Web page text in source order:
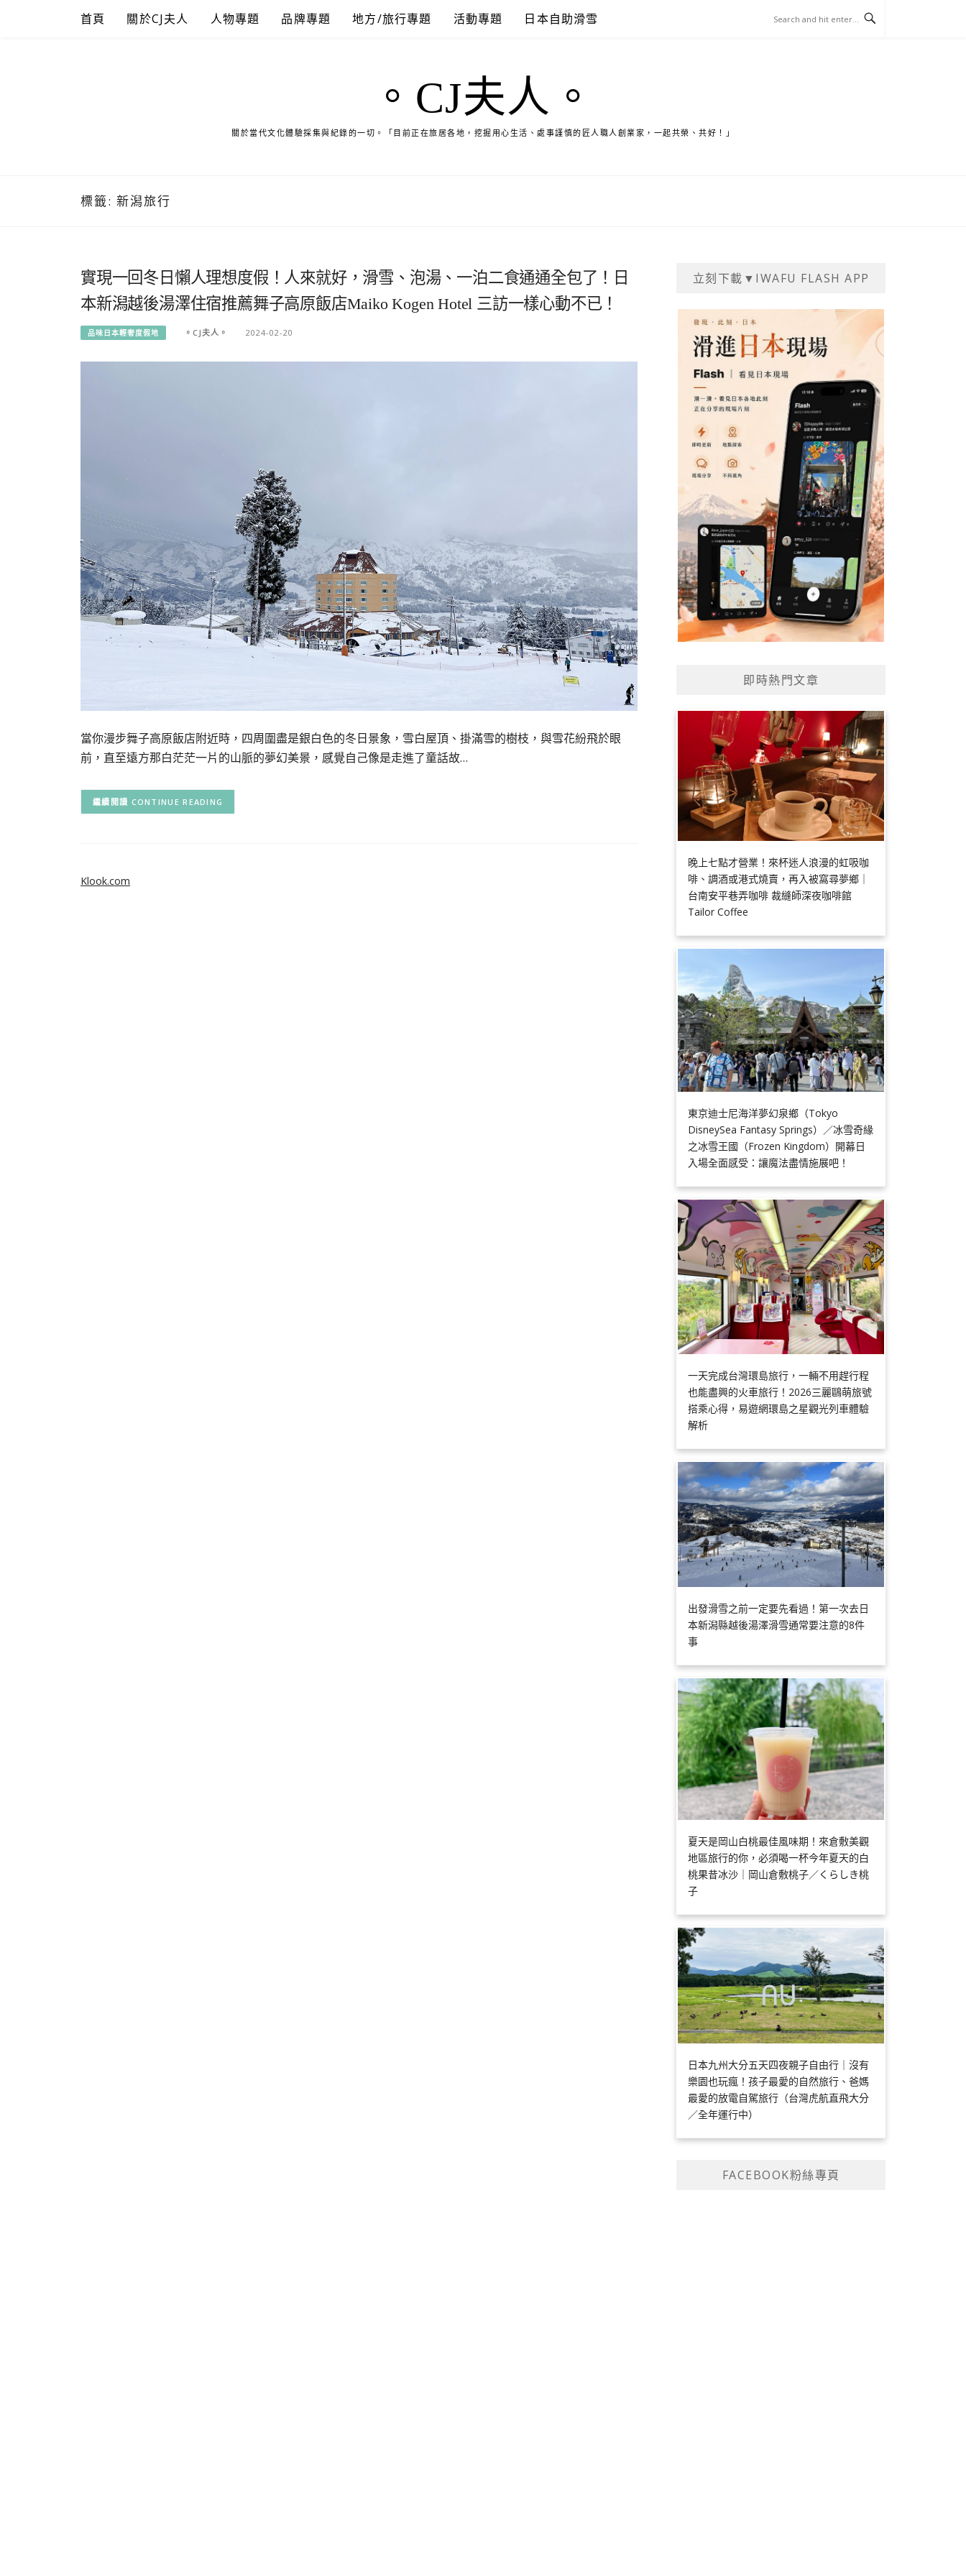
首頁 關於CJ夫人 人物專題 品牌專題 地方/旅行專題 活動專題 日本自助滑雪
。CJ夫人。
關於當代文化體驗採集與紀錄的一切。「目前正在旅居各地，挖掘用心生活、處事謹慎的匠人職人創業家，一起共榮、共好！」
標籤: 新潟旅行
實現一回冬日懶人理想度假！人來就好，滑雪、泡湯、一泊二食通通全包了！日
本新潟越後湯澤住宿推薦舞子高原飯店Maiko Kogen Hotel 三訪一樣心動不已！
品味日本輕奢度假地 。CJ夫人。 2024-02-20
當你漫步舞子高原飯店附近時，四周圍盡是銀白色的冬日景象，雪白屋頂、掛滿雪的樹枝，與雪花紛飛於眼
前，直至遠方那白茫茫一片的山脈的夢幻美景，感覺自己像是走進了童話故…
CONTINUE READING
立刻下載▼IWAFU FLASH APP
即時熱門文章
晚上七點才營業！來杯迷人浪漫的虹吸咖
啡、調酒或港式燒賣，再入被窩尋夢鄉｜
台南安平巷弄咖啡 裁縫師深夜咖啡館
Tailor Coffee
東京迪士尼海洋夢幻泉鄉（Tokyo
DisneySea Fantasy Springs）／冰雪奇緣
之冰雪王國（Frozen Kingdom）開幕日
入場全面感受：讓魔法盡情施展吧！
一天完成台灣環島旅行，一輛不用趕行程
也能盡興的火車旅行！2026三麗鷗萌旅號
搭乘心得，易遊網環島之星觀光列車體驗
解析
出發滑雪之前一定要先看過！第一次去日
本新潟縣越後湯澤滑雪通常要注意的8件
事
夏天是岡山白桃最佳風味期！來倉敷美觀
地區旅行的你，必須喝一杯今年夏天的白
桃果昔冰沙｜岡山倉敷桃子／くらしき桃
子
日本九州大分五天四夜親子自由行｜沒有
樂園也玩瘋！孩子最愛的自然旅行、爸媽
最愛的放電自駕旅行（台灣虎航直飛大分
／全年運行中）
FACEBOOK粉絲專頁
Klook.com